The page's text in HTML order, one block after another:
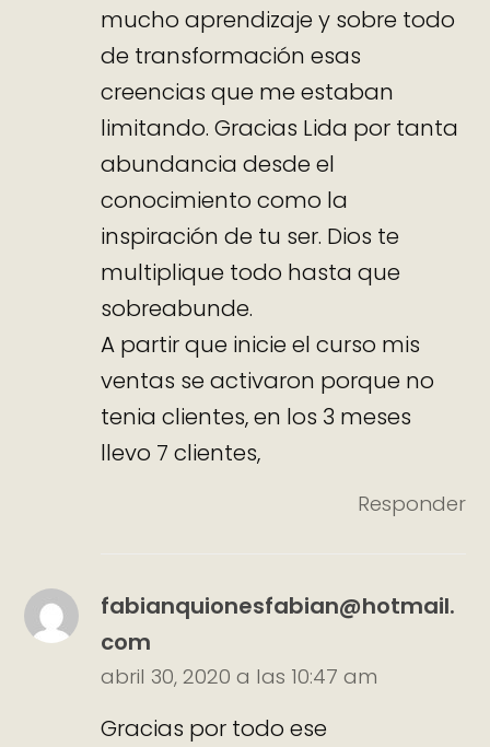
mucho aprendizaje y sobre todo
de transformación esas
creencias que me estaban
limitando. Gracias Lida por tanta
abundancia desde el
conocimiento como la
inspiración de tu ser. Dios te
multiplique todo hasta que
sobreabunde.
A partir que inicie el curso mis
ventas se activaron porque no
tenia clientes, en los 3 meses
llevo 7 clientes,
Responder
fabianquionesfabian@hotmail.
com
abril 30, 2020 a las 10:47 am
Gracias por todo ese